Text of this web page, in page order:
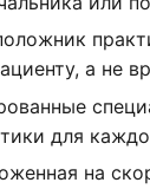
а не
для
на